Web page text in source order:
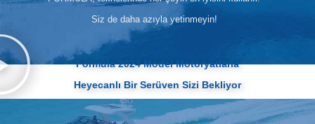
Siz de daha azıyla yetinmeyin!
Formula 2024 Model Motoryatlarla
Heyecanlı Bir Serüven Sizi Bekliyor